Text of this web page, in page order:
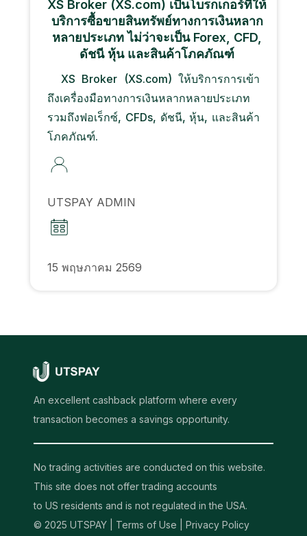
XS Broker (XS.com) เป็นโบรกเกอร์ที่ให้
บริการซื้อขายสินทรัพย์ทางการเงินหลาก
หลายประเภท ไม่ว่าจะเป็น Forex, CFD,
ดัชนี หุ้น และสินค้าโภคภัณฑ์
XS Broker (XS.com) ให้บริการการเข้า
ถึงเครื่องมือทางการเงินหลากหลายประเภท
รวมถึงฟอเร็กซ์, CFDs, ดัชนี, หุ้น, และสินค้า
โภคภัณฑ์.
UTSPAY ADMIN
15 พฤษภาคม 2569
An excellent cashback platform where every
transaction becomes a savings opportunity.
No trading activities are conducted on this website.
This site does not offer trading accounts
to US residents and is not regulated in the USA.
© 2025 UTSPAY | Terms of Use Privacy Policy